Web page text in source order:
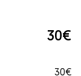
30€
30€